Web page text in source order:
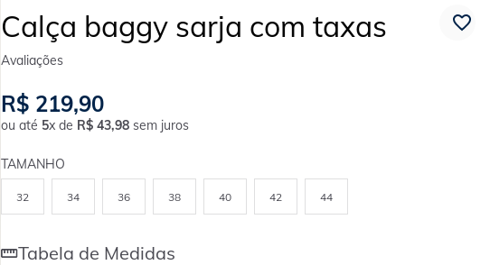
Calça baggy sarja com taxas
R$ 219,90
ou até 5x de R$ 43,98 sem juros
TAMANHO
32 34 36 38 40 42 44
Tabela de Medidas